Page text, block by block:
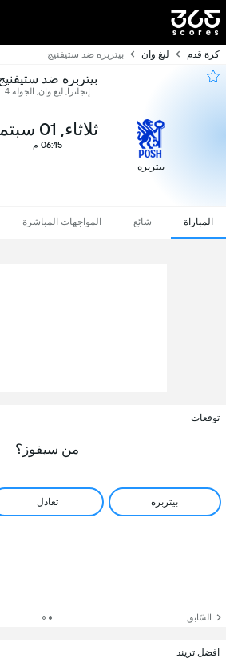
كرة قدم ليغ وان بيتربره ضد ستيفنيج
بيتربره ضد
إنجلترا, ليغ وان, الجولة 4
بيتربره
ثلاثاء, 01 سبتمبر
06:45 م
المباراة شائع المواجهات المباشرة
توقعات
من سيفوز؟
بيتربره تعادل
السّابق
افضل تريند